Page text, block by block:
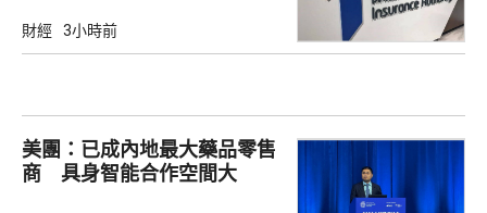
財經 3小時前
美團：已成內地最大藥品零售
商 具身智能合作空間大